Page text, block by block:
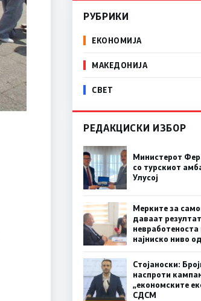
РУБРИКИ
ЕКОНОМИЈА
МАКЕДОНИЈА
СВЕТ
РЕДАКЦИСКИ ИЗБОР
Министерот
со турскиот
Улусој
Мерките за
даваат
најниско ниво
Стојаноски:
наспроти
„економските
СДСM